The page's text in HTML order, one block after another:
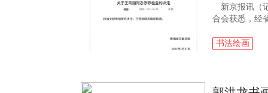
新京报讯（
合会获悉，经
主席王筱丽...
书法绘画